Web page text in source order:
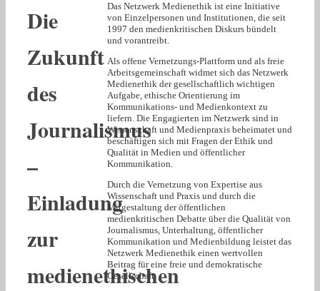
Die
Zukunft
des
Journalismus
–
Einladung
zur
medienethischen
Das Netzwerk Medienethik ist eine Initiative
von Einzelpersonen und Institutionen, die seit
1997 den medienkritischen Diskurs bündelt
und vorantreibt.
Als offene Vernetzungs-Plattform und als freie
Arbeitsgemeinschaft widmet sich das Netzwerk
Medienethik der gesellschaftlich wichtigen
Aufgabe, ethische Orientierung im
Kommunikations- und Medienkontext zu
liefern. Die Engagierten im Netzwerk sind in
Wissenschaft und Medienpraxis beheimatet und
beschäftigen sich mit Fragen der Ethik und
Qualität in Medien und öffentlicher
Kommunikation.
Durch die Vernetzung von Expertise aus
Wissenschaft und Praxis und durch die
Mitgestaltung der öffentlichen
medienkritischen Debatte über die Qualität von
Journalismus, Unterhaltung, öffentlicher
Kommunikation und Medienbildung leistet das
Netzwerk Medienethik einen wertvollen
Beitrag für eine freie und demokratische
Gesellschaft.